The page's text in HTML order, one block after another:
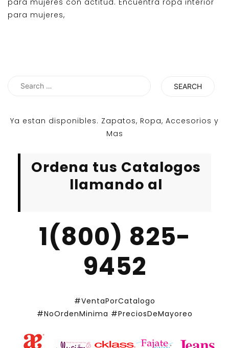
para mujeres,
Search
Ya estan disponibles. Zapatos, Ropa, Accesorios y
Mas
Ordena tus Catalogos
llamando al
1(800) 825-
9452
#VentaPorCatalogo
#NoOrdenMinima #PreciosDeMayoreo